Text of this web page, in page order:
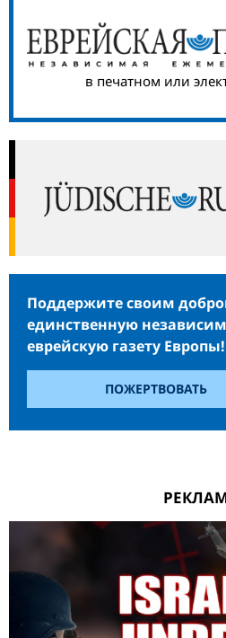
в печатном или
Поддержите своим
единственную
еврейскую газету Европы!
ПОЖЕРТВОВАТЬ